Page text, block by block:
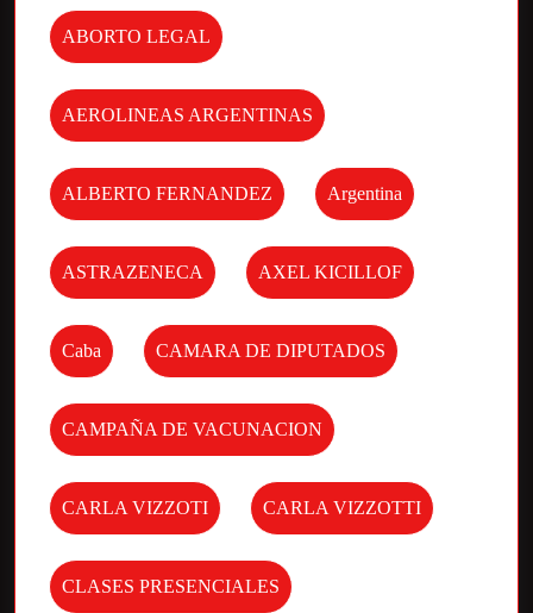
ABORTO LEGAL
AEROLINEAS ARGENTINAS
ALBERTO FERNANDEZ Argentina
ASTRAZENECA AXEL KICILLOF
Caba CAMARA DE DIPUTADOS
CAMPAÑA DE VACUNACION
CARLA VIZZOTI CARLA VIZZOTTI
CLASES PRESENCIALES